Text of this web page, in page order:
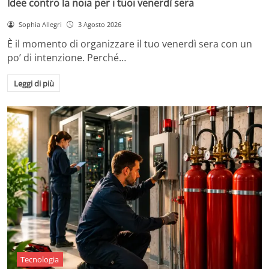
Idee contro la noia per i tuoi venerdì sera
Sophia Allegri 3 Agosto 2026
È il momento di organizzare il tuo venerdì sera con un
po’ di intenzione. Perché…
Leggi di più
Tecnologia